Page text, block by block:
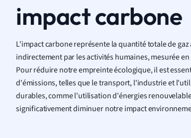
impact carbone
L'impact carbone représente la quantité totale de
indirectement par les activités humaines, mesurée
Pour réduire notre empreinte écologique, il est
d'émissions, telles que le transport, l'industrie et
durables, comme l'utilisation d'énergies
significativement diminuer notre impact